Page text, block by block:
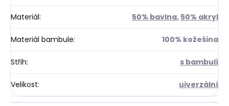
Materiál: 50% bavlna, 50% akryl
Materiál bambule: 100% kožešina
Střih: s bambulí
Velikost: uiverzální